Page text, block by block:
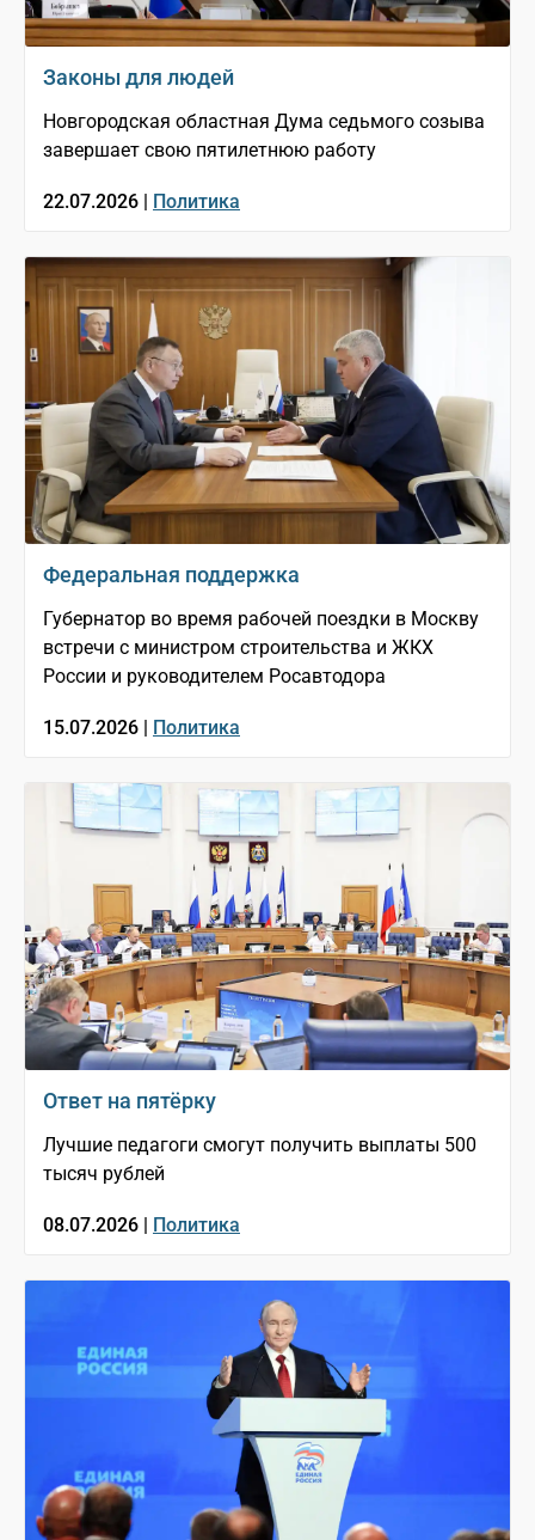
Законы для людей
Новгородская областная Дума седьмого созыва
завершает свою пятилетнюю работу
22.07.2026 | Политика
Федеральная поддержка
Губернатор во время рабочей поездки в Москву
встречи с министром строительства и ЖКХ
России и руководителем Росавтодора
15.07.2026 | Политика
Ответ на пятёрку
Лучшие педагоги смогут получить выплаты 500
тысяч рублей
08.07.2026 | Политика